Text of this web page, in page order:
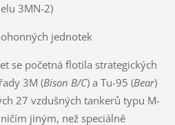
3MN-2)
jednotek
se početná flotila strategických
3M (Bison B/C) a Tu-95 (Bear)
27 vzdušných tankerů typu M-
jiným, než speciálně